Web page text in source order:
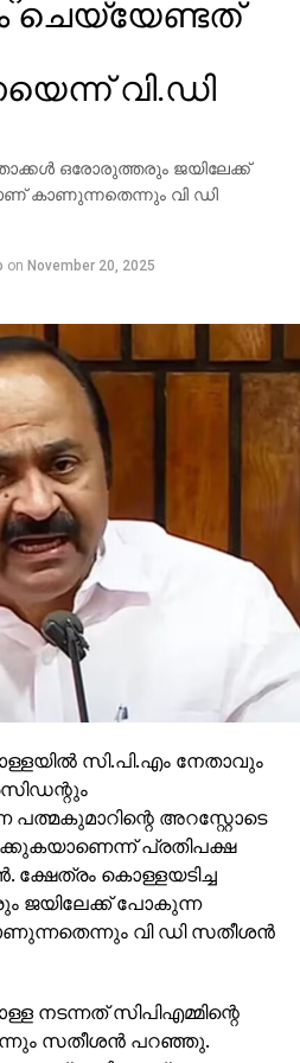
തുടങ്ങാം’ എന്ന് മമ്മൂട്ടി
ചെയ്തതായാണ്
സിനിമയില്‍ ഏറ്റവും
നടന്‍
വിഷമങ്ങള്‍ വന്നാലും അത്
മിഷന്‍ 90 ഡേയ്‌സ് ബോക്‌സ്
ഓര്‍മ്മകളില്‍ ഈ
സ്ഥാനമുണ്ട്.
ചെയ്യേണ്ടത്
വി.ഡി
ഒരോരുത്തരും ജയിലേക്ക്
കാണുന്നതെന്നും വി ഡി
on November 20, 2025
സി.പി.എം നേതാവും
അറസ്റ്റോടെ
പ്രതിപക്ഷ
ക്ഷേത്രം കൊള്ളയടിച്ച
ജയിലേക്ക് പോകുന്ന
വി ഡി സതീശന്‍
നടന്നത് സിപിഎമ്മിന്റെ
സതീശന്‍ പറഞ്ഞു.